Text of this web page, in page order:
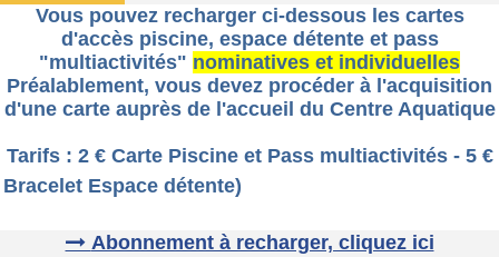
Vous pouvez recharger ci-dessous les cartes
d'accès piscine, espace détente et pass
"multiactivités" nominatives et individuelles
Préalablement, vous devez procéder à l'acquisition
d'une carte auprès de l'accueil du Centre Aquatique
Tarifs : 2 € Carte Piscine et Pass multiactivités - 5 €
Bracelet Espace détente)
Abonnement à recharger, cliquez ici